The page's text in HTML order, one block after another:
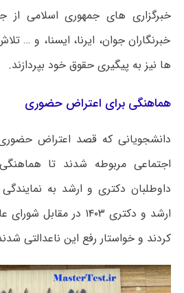
خبرگزاری های جمهوری اسلامی از
خبرنگاران جوان، ایرنا، ایسنا، و …
ها نیز به پیگیری حقوق خود بپردازند.
هماهنگی برای اعتراض حضوری
دانشجویانی که قصد اعتراض
اجتماعی مربوطه شدند تا
داوطلبان دکتری و ارشد به
ارشد و دکتری ۱۴۰۳ در
کردند و خواستار رفع این ناعدالتی